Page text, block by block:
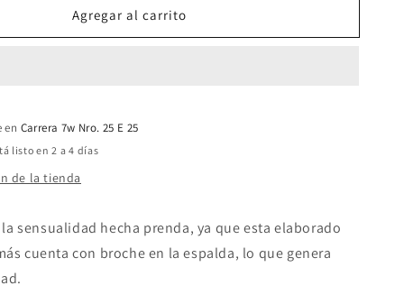
Rojo
Agregar al carrito
en Carrera 7w Nro. 25 E 25
listo en 2 a 4 días
de la tienda
sensualidad hecha prenda, ya que esta elaborado
cuenta con broche en la espalda, lo que genera